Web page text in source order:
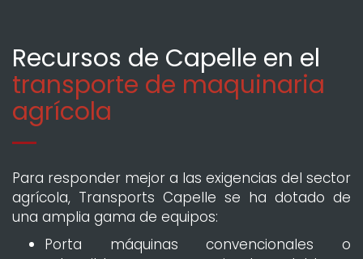
Recursos de Capelle en el
transporte de maquinaria
agrícola
Para responder mejor a las exigencias del sector
agrícola, Transports Capelle se ha dotado de
una amplia gama de equipos:
Porta máquinas convencionales o